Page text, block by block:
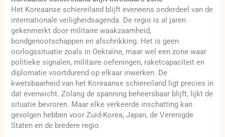
Het Koreaanse schiereiland blijft eveneens onderdeel van de
internationale veiligheidsagenda. De regio is al jaren
gekenmerkt door militaire waakzaamheid,
bondgenootschappen en afschrikking. Het is geen
oorlogssituatie zoals in Oekraïne, maar wel een zone waar
politieke signalen, militaire oefeningen, raketcapaciteit en
diplomatie voortdurend op elkaar inwerken. De
kwetsbaarheid van het Koreaanse schiereiland ligt precies in
dat evenwicht. Zolang de spanning beheersbaar blijft, lijkt de
situatie bevroren. Maar elke verkeerde inschatting kan
gevolgen hebben voor Zuid-Korea, Japan, de Verenigde
Staten en de bredere regio.